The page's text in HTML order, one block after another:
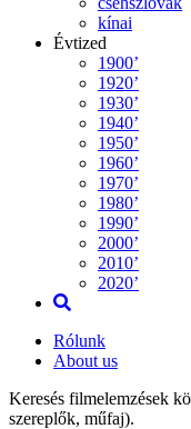
kínai
Évtized
1900’
1920’
1930’
1940’
1950’
1960’
1970’
1980’
1990’
2000’
2010’
2020’
Rólunk
About us
Keresés filmelemzések
szereplők, műfaj).